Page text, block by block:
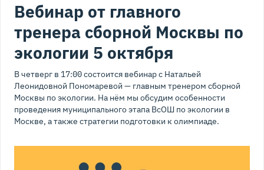
Вебинар от главного
тренера сборной Москвы по
экологии 5 октября
В четверг в 17:00 состоится вебинар с Натальей
Леонидовной Пономаревой — главным тренером сборной
Москвы по экологии. На нём мы обсудим особенности
проведения муниципального этапа ВсОШ по экологии в
Москве, а также стратегии подготовки к олимпиаде.